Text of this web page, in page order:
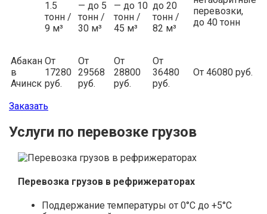
1.5
тонн /
9 м³
— до 5
тонн /
30 м³
— до 10
тонн /
45 м³
до 20
тонн /
82 м³
перевозки,
до 40 тонн
Абакан
в
Ачинск
От
17280
руб.
От
29568
руб.
От
28800
руб.
От
36480
руб.
От 46080 руб.
Заказать
Услуги по перевозке грузов
Перевозка грузов в рефрижераторах
Поддержание температуры от 0°С до +5°С